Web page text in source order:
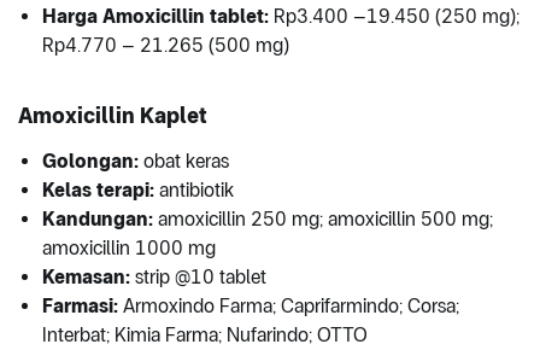
Harga Amoxicillin tablet: Rp3.400 –19.450 (250 mg);
Rp4.770 – 21.265 (500 mg)
Amoxicillin Kaplet
Golongan: obat keras
Kelas terapi: antibiotik
Kandungan: amoxicillin 250 mg; amoxicillin 500 mg;
amoxicillin 1000 mg
Kemasan: strip @10 tablet
Farmasi: Armoxindo Farma; Caprifarmindo; Corsa;
Interbat; Kimia Farma; Nufarindo; OTTO